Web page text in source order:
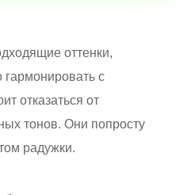
оттенки,
гармонировать с
отказаться от
тонов. Они попросту
радужки.